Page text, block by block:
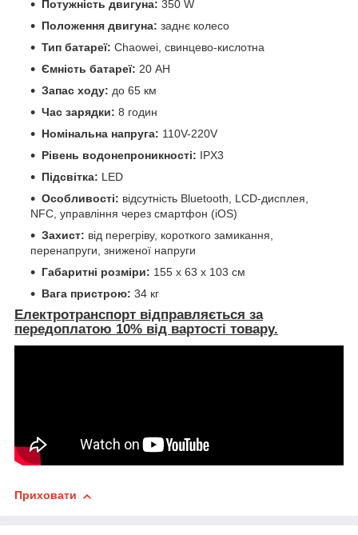
Потужність двигуна: 350 W
Положення двигуна: заднє колесо
Тип батареї: Chaowei, свинцево-кислотна
Ємність батареї: 20 AH
Запас ходу: до 65 км
Час зарядки: 8 годин
Номінальна напруга: 110V-220V
Рівень водонепроникності: IPX3
Підсвітка: LED
Особливості: відсутність Bluetooth, LCD-дисплея,
NFC, управління через смартфон (iOS)
Захист: від перегріву, короткого замикання,
перенапруги, зниженої напруги
Габаритні розміри: 155 x 63 x 103 см
Вага пристрою: 34 кг
Електротранспорт відправляється за
передоплатою 10% від вартості товару.
Приховати